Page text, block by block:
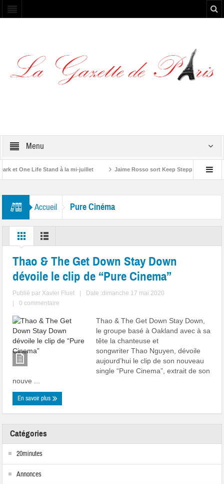
Menu
et One Life Stand à la mi-juillet Jaime Rosso sort Keep Stepping, son
Accueil Pure Cinéma
Thao & The Get Down Stay Down
dévoile le clip de “Pure Cinema”
Publié par Xavier Fluet
Date :dimanche 17 mai 2020
0 commentaire
Thao & The Get Down Stay Down,
le groupe basé à Oakland avec à sa
tête la chanteuse et
songwriter Thao Nguyen, dévoile
aujourd’hui le clip de son nouveau
single “Pure Cinema”, extrait de son
nouve ...
En savoir plus
Catégories
20minutes
Annonces